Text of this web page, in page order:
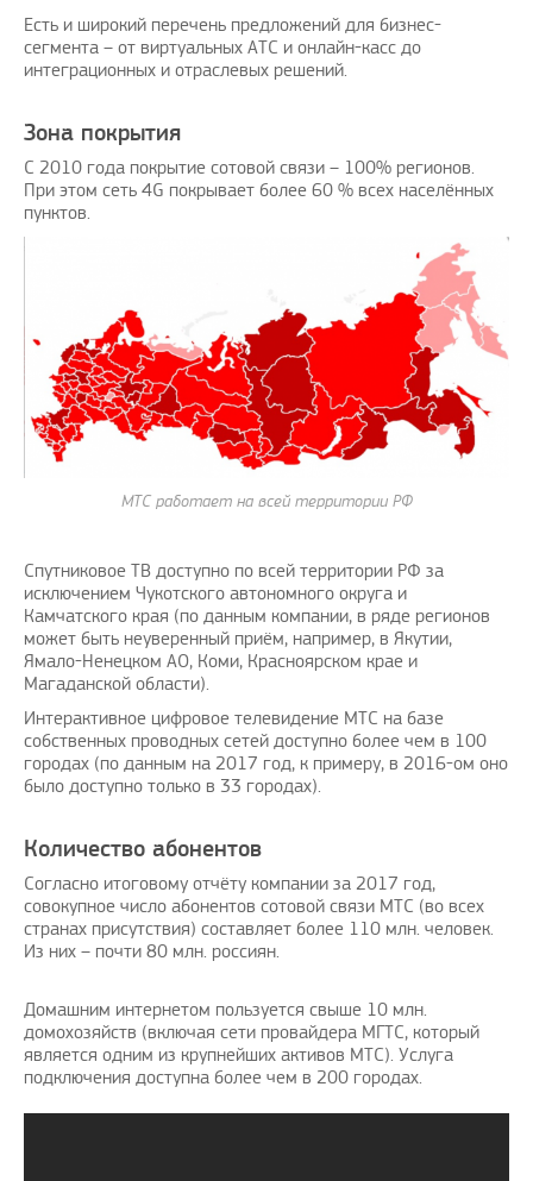
Есть и широкий перечень предложений для бизнес-
сегмента – от виртуальных АТС и онлайн-касс до
интеграционных и отраслевых решений.
Зона покрытия
С 2010 года покрытие сотовой связи – 100% регионов.
При этом сеть 4G покрывает более 60 % всех населённых
пунктов.
МТС работает на всей территории РФ
Спутниковое ТВ доступно по всей территории РФ за
исключением Чукотского автономного округа и
Камчатского края (по данным компании, в ряде регионов
может быть неуверенный приём, например, в Якутии,
Ямало-Ненецком АО, Коми, Красноярском крае и
Магаданской области).
Интерактивное цифровое телевидение МТС на базе
собственных проводных сетей доступно более чем в 100
городах (по данным на 2017 год, к примеру, в 2016-ом оно
было доступно только в 33 городах).
Количество абонентов
Согласно итоговому отчёту компании за 2017 год,
совокупное число абонентов сотовой связи МТС (во всех
странах присутствия) составляет более 110 млн. человек.
Из них – почти 80 млн. россиян.
Домашним интернетом пользуется свыше 10 млн.
домохозяйств (включая сети провайдера МГТС, который
является одним из крупнейших активов МТС). Услуга
подключения доступна более чем в 200 городах.